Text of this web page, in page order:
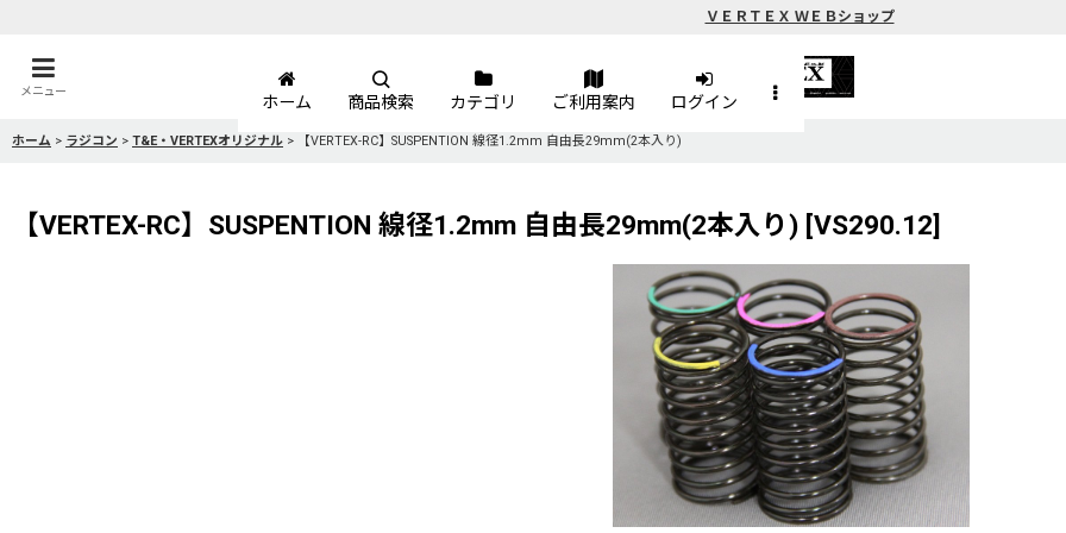
ＶＥＲＴＥＸ ＷＥＢショップ
メニュー
ホーム 商品検索 カテゴリ ご利用案内 ログイン
ホーム > ラジコン > T&E・VERTEXオリジナル > 【VERTEX-RC】SUSPENTION 線径1.2mm 自由長29mm(2本入り)
【VERTEX-RC】SUSPENTION 線径1.2mm 自由長29mm(2本入り) [VS290.12]